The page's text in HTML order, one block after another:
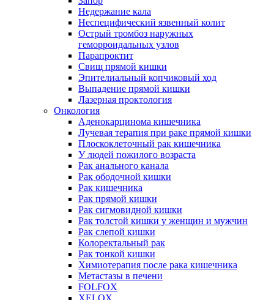
Недержание кала
Неспецифический язвенный колит
Острый тромбоз наружных
геморроидальных узлов
Парапроктит
Свищ прямой кишки
Эпителиальный копчиковый ход
Выпадение прямой кишки
Лазерная проктология
Онкология
Аденокарцинома кишечника
Лучевая терапия при раке прямой кишки
Плоскоклеточный рак кишечника
У людей пожилого возраста
Рак анального канала
Рак ободочной кишки
Рак кишечника
Рак прямой кишки
Рак сигмовидной кишки
Рак толстой кишки у женщин и мужчин
Рак слепой кишки
Колоректальный рак
Рак тонкой кишки
Химиотерапия после рака кишечника
Метастазы в печени
FOLFOX
XELOX